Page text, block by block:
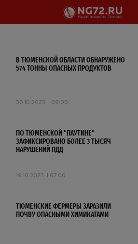
В ТЮМЕНСКОЙ ОБЛАСТИ ОБНАРУЖЕНО
574 ТОННЫ ОПАСНЫХ ПРОДУКТОВ
30.10.2023 09:00
ПО ТЮМЕНСКОЙ "ПАУТИНЕ"
ЗАФИКСИРОВАНО БОЛЕЕ 3 ТЫСЯЧ
НАРУШЕНИЙ ПДД
19.10.2023 07:00
ТЮМЕНСКИЕ ФЕРМЕРЫ ЗАРАЗИЛИ
ПОЧВУ ОПАСНЫМИ ХИМИКАТАМИ